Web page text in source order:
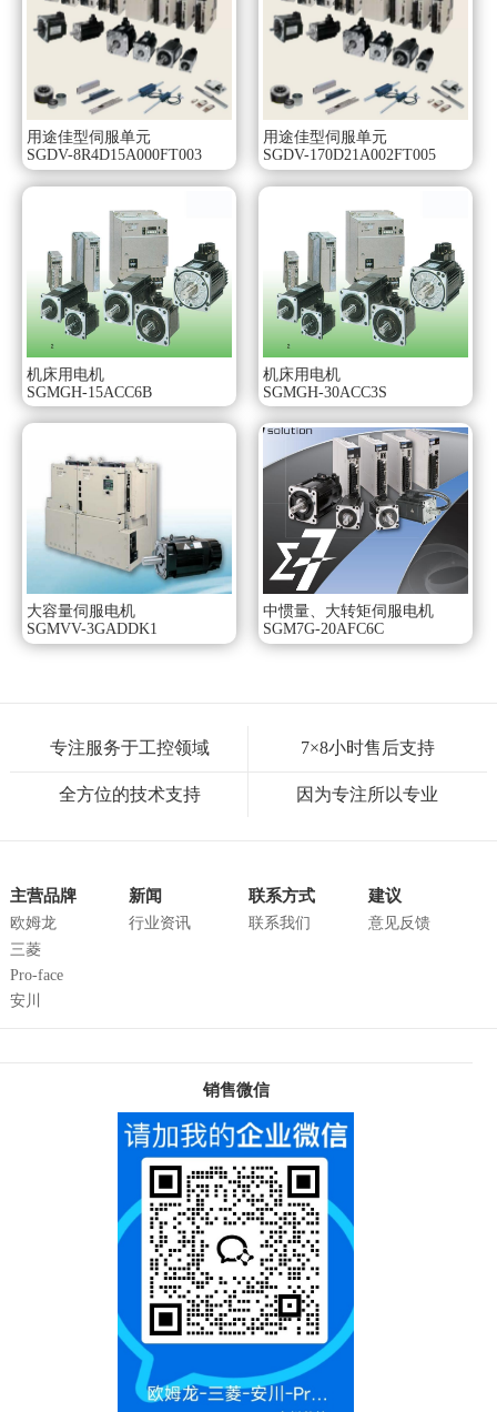
用途佳型伺服单元
SGDV-8R4D15A000FT003
用途佳型伺服单元
SGDV-170D21A002FT005
机床用电机
SGMGH-15ACC6B
机床用电机
SGMGH-30ACC3S
大容量伺服电机
SGMVV-3GADDK1
中惯量、大转矩伺服电机
SGM7G-20AFC6C
专注服务于工控领域 7×8小时售后支持
全方位的技术支持 因为专注所以专业
主营品牌
欧姆龙
三菱
Pro-face
安川
新闻
行业资讯
联系方式
联系我们
建议
意见反馈
销售微信